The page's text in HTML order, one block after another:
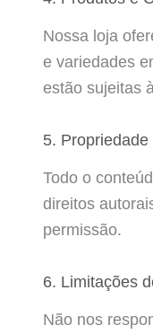
Nossa loja
e variedades
estão sujeitas
5.
Todo o
direitos
permissão.
6. Limitações
Não nos